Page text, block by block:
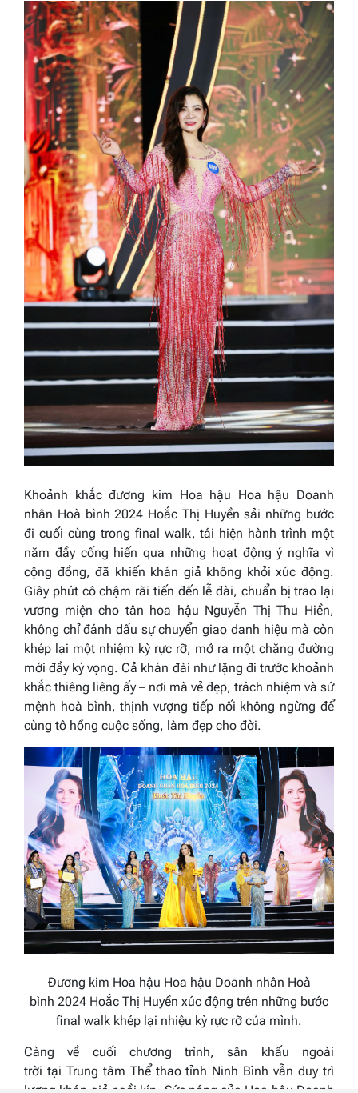
Khoảnh khắc đương kim Hoa hậu Hoa hậu Doanh
nhân Hoà bình 2024 Hoắc Thị Huyền sải những bước
đi cuối cùng trong final walk, tái hiện hành trình một
năm đầy cống hiến qua những hoạt động ý nghĩa vì
cộng đồng, đã khiến khán giả không khỏi xúc động.
Giây phút cô chậm rãi tiến đến lễ đài, chuẩn bị trao lại
vương miện cho tân hoa hậu Nguyễn Thị Thu Hiền,
không chỉ đánh dấu sự chuyển giao danh hiệu mà còn
khép lại một nhiệm kỳ rực rỡ, mở ra một chặng đường
mới đầy kỳ vọng. Cả khán đài như lặng đi trước khoảnh
khắc thiêng liêng ấy – nơi mà vẻ đẹp, trách nhiệm và sứ
mệnh hoà bình, thịnh vượng tiếp nối không ngừng để
cùng tô hồng cuộc sống, làm đẹp cho đời.
Đương kim Hoa hậu Hoa hậu Doanh nhân Hoà
bình 2024 Hoắc Thị Huyền xúc động trên những bước
final walk khép lại nhiệu kỳ rực rỡ của mình.
Càng về cuối chương trình, sân khấu ngoài
trời tại Trung tâm Thể thao tỉnh Ninh Bình vẫn duy trì